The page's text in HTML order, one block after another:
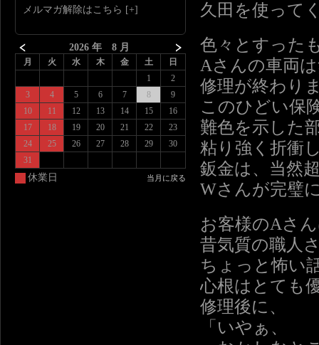
久田を使って
色々とすった
Aさんの車両
修理が終わり
このひどい保
難色を示した
粘り強く折衝
鈑金は、当然
Wさんが完璧
お客様のAさ
昔気質の職人
ちょっと怖い
心根はとても
修理後に、
「いやぁ、
メルマガ解除はこちら
2026 年 8 月
月 火 水 木 金 土
日
1
2
3
4 5 6 7 8
9
10
11 12 13 14 15
16
17
18 19 20 21 22
23
24
25 26 27 28 29
30
31
休業日 当月に戻る